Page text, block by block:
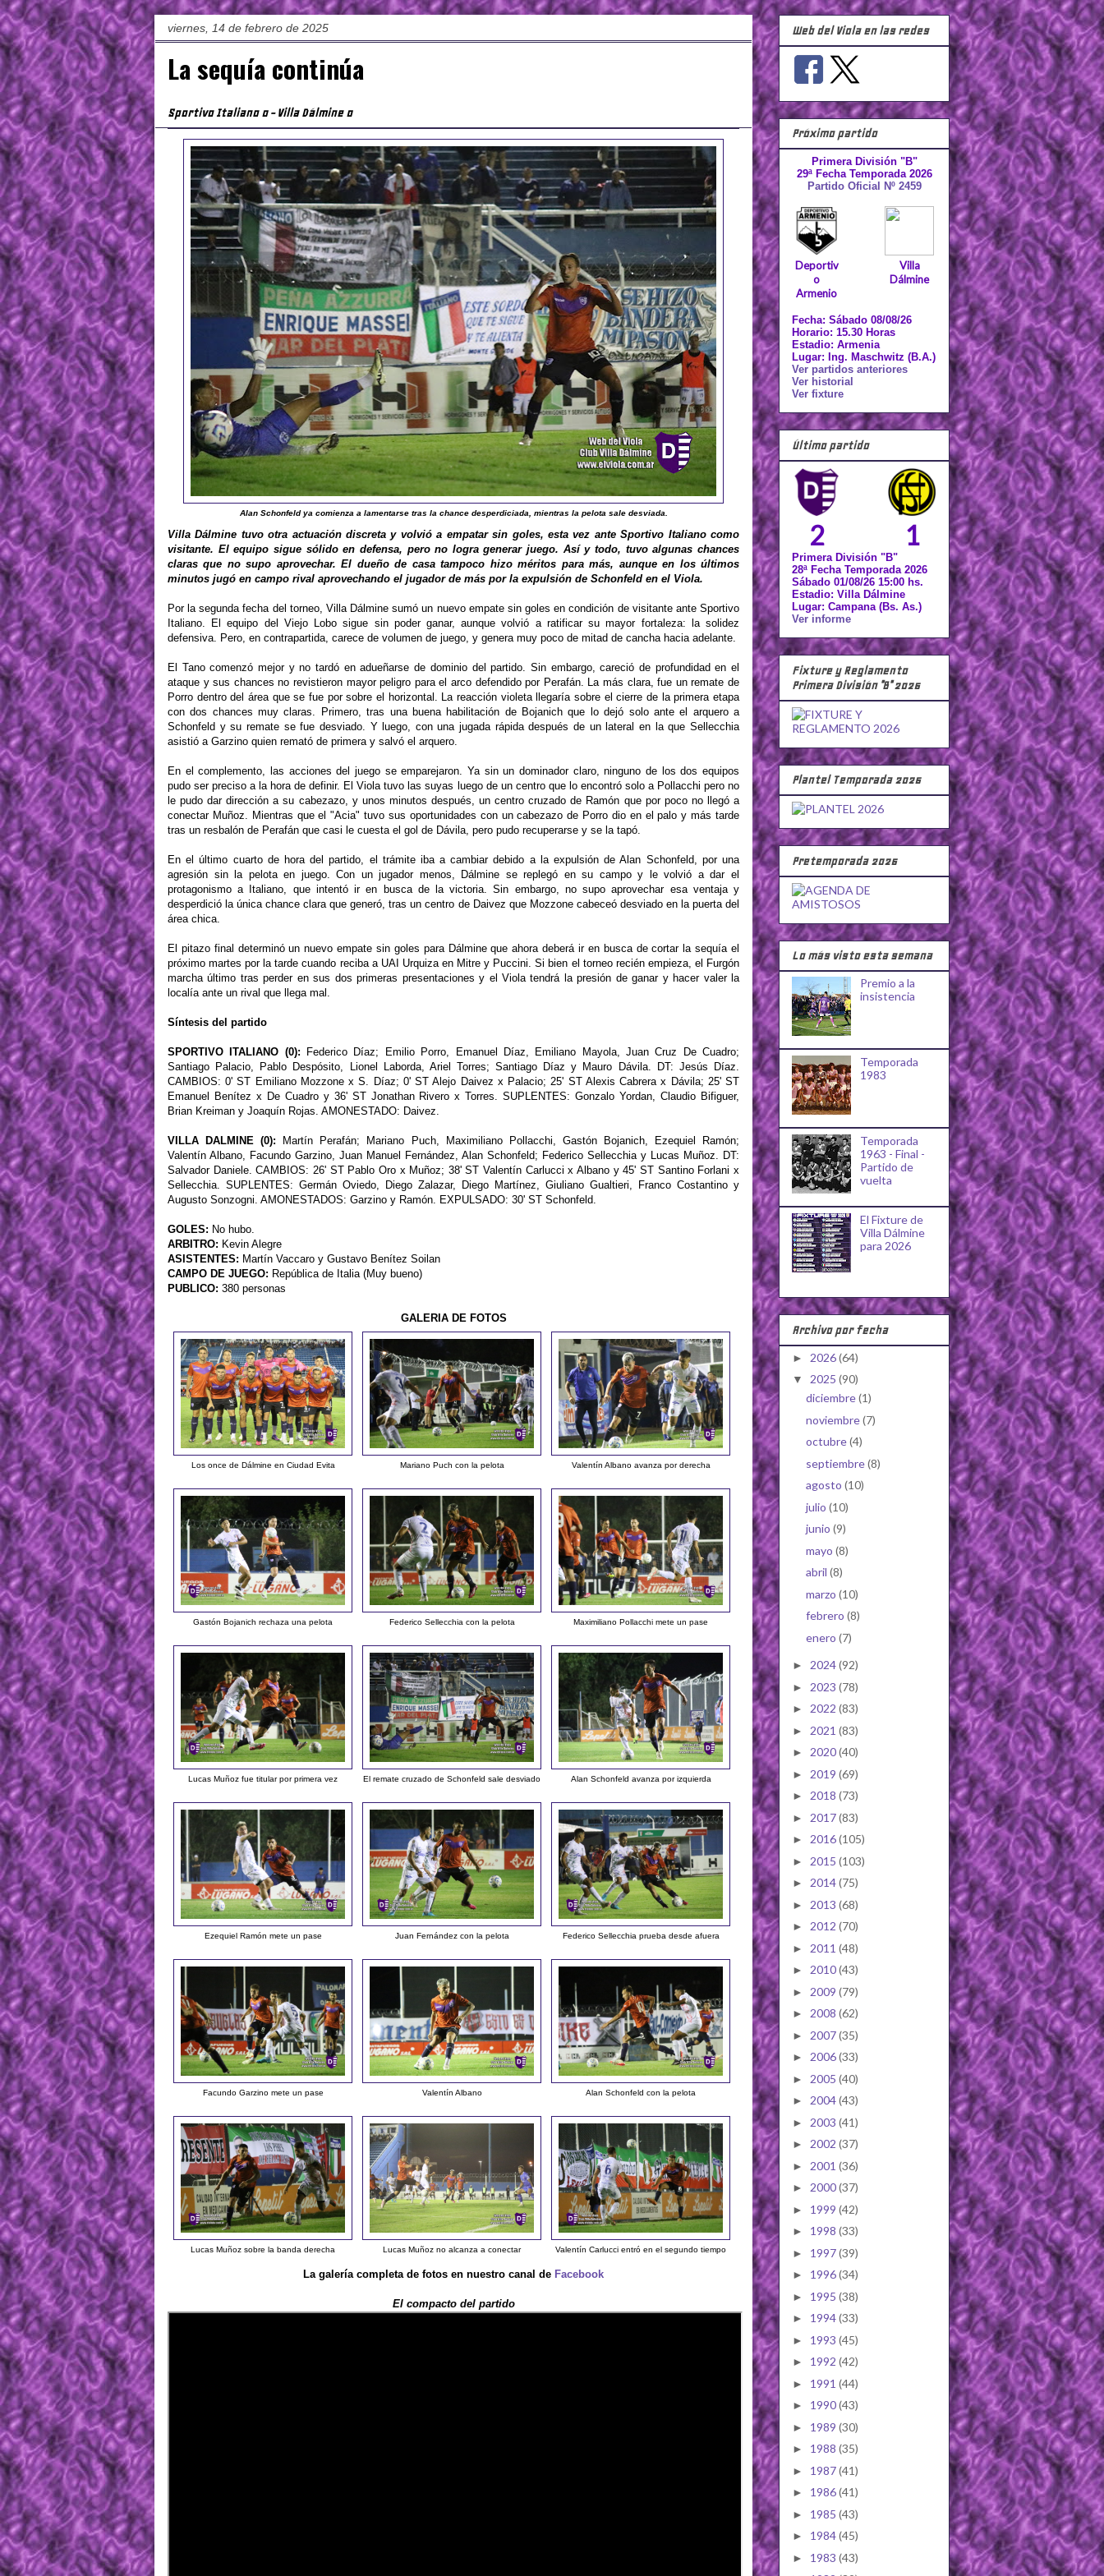
viernes, 14 de febrero de 2025
La sequía continúa
Sportivo Italiano 0 - Villa Dálmine 0
Alan Schonfeld ya comienza a lamentarse tras la chance desperdiciada, mientras la pelota sale desviada.
Villa Dálmine tuvo otra actuación discreta y volvió a empatar sin goles, esta vez ante Sportivo Italiano como
visitante. El equipo sigue sólido en defensa, pero no logra generar juego. Así y todo, tuvo algunas chances
claras que no supo aprovechar. El dueño de casa tampoco hizo méritos para más, aunque en los últimos
minutos jugó en campo rival aprovechando el jugador de más por la expulsión de Schonfeld en el Viola.
Por la segunda fecha del torneo, Villa Dálmine sumó un nuevo empate sin goles en condición de visitante ante Sportivo
Italiano. El equipo del Viejo Lobo sigue sin poder ganar, aunque volvió a ratificar su mayor fortaleza: la solidez
defensiva. Pero, en contrapartida, carece de volumen de juego, y genera muy poco de mitad de cancha hacia adelante.
El Tano comenzó mejor y no tardó en adueñarse de dominio del partido. Sin embargo, careció de profundidad en el
ataque y sus chances no revistieron mayor peligro para el arco defendido por Perafán. La más clara, fue un remate de
Porro dentro del área que se fue por sobre el horizontal. La reacción violeta llegaría sobre el cierre de la primera etapa
con dos chances muy claras. Primero, tras una buena habilitación de Bojanich que lo dejó solo ante el arquero a
Schonfeld y su remate se fue desviado. Y luego, con una jugada rápida después de un lateral en la que Sellecchia
asistió a Garzino quien remató de primera y salvó el arquero.
En el complemento, las acciones del juego se emparejaron. Ya sin un dominador claro, ninguno de los dos equipos
pudo ser preciso a la hora de definir. El Viola tuvo las suyas luego de un centro que lo encontró solo a Pollacchi pero no
le pudo dar dirección a su cabezazo, y unos minutos después, un centro cruzado de Ramón que por poco no llegó a
conectar Muñoz. Mientras que el "Acia" tuvo sus oportunidades con un cabezazo de Porro dio en el palo y más tarde
tras un resbalón de Perafán que casi le cuesta el gol de Dávila, pero pudo recuperarse y se la tapó.
En el último cuarto de hora del partido, el trámite iba a cambiar debido a la expulsión de Alan Schonfeld, por una
agresión sin la pelota en juego. Con un jugador menos, Dálmine se replegó en su campo y le volvió a dar el
protagonismo a Italiano, que intentó ir en busca de la victoria. Sin embargo, no supo aprovechar esa ventaja y
desperdició la única chance clara que generó, tras un centro de Daivez que Mozzone cabeceó desviado en la puerta del
área chica.
El pitazo final determinó un nuevo empate sin goles para Dálmine que ahora deberá ir en busca de cortar la sequía el
próximo martes por la tarde cuando reciba a UAI Urquiza en Mitre y Puccini. Si bien el torneo recién empieza, el Furgón
marcha último tras perder en sus dos primeras presentaciones y el Viola tendrá la presión de ganar y hacer valer la
localía ante un rival que llega mal.
Síntesis del partido
SPORTIVO ITALIANO (0): Federico Díaz; Emilio Porro, Emanuel Díaz, Emiliano Mayola, Juan Cruz De Cuadro;
Santiago Palacio, Pablo Despósito, Lionel Laborda, Ariel Torres; Santiago Díaz y Mauro Dávila. DT: Jesús Díaz.
CAMBIOS: 0' ST Emiliano Mozzone x S. Díaz; 0' ST Alejo Daivez x Palacio; 25' ST Alexis Cabrera x Dávila; 25' ST
Emanuel Benítez x De Cuadro y 36' ST Jonathan Rivero x Torres. SUPLENTES: Gonzalo Yordan, Claudio Bifiguer,
Brian Kreiman y Joaquín Rojas. AMONESTADO: Daivez.
VILLA DALMINE (0): Martín Perafán; Mariano Puch, Maximiliano Pollacchi, Gastón Bojanich, Ezequiel Ramón;
Valentín Albano, Facundo Garzino, Juan Manuel Fernández, Alan Schonfeld; Federico Sellecchia y Lucas Muñoz. DT:
Salvador Daniele. CAMBIOS: 26' ST Pablo Oro x Muñoz; 38' ST Valentín Carlucci x Albano y 45' ST Santino Forlani x
Sellecchia. SUPLENTES: Germán Oviedo, Diego Zalazar, Diego Martínez, Giuliano Gualtieri, Franco Costantino y
Augusto Sonzogni. AMONESTADOS: Garzino y Ramón. EXPULSADO: 30' ST Schonfeld.
GOLES: No hubo.
ARBITRO: Kevin Alegre
ASISTENTES: Martín Vaccaro y Gustavo Benítez Soilan
CAMPO DE JUEGO: República de Italia (Muy bueno)
PUBLICO: 380 personas
GALERIA DE FOTOS
Los once de Dálmine en Ciudad Evita Mariano Puch con la pelota Valentín Albano avanza por derecha
Gastón Bojanich rechaza una pelota Federico Sellecchia con la pelota Maximiliano Pollacchi mete un pase
Lucas Muñoz fue titular por primera vez El remate cruzado de Schonfeld sale desviado Alan Schonfeld avanza por izquierda
Ezequiel Ramón mete un pase Juan Fernández con la pelota Federico Sellecchia prueba desde afuera
Facundo Garzino mete un pase Valentín Albano Alan Schonfeld con la pelota
Lucas Muñoz sobre la banda derecha Lucas Muñoz no alcanza a conectar Valentín Carlucci entró en el segundo tiempo
La galería completa de fotos en nuestro canal de Facebook
El compacto del partido
Web del Viola en las redes
Próximo partido
Primera División "B"
29ª Fecha Temporada 2026
Partido Oficial Nº 2459
Deportiv
o
Armenio
Villa
Dálmine
Fecha: Sábado 08/08/26
Horario: 15.30 Horas
Estadio: Armenia
Lugar: Ing. Maschwitz (B.A.)
Ver partidos anteriores
Ver historial
Ver fixture
Último partido
2 1
Primera División "B"
28ª Fecha Temporada 2026
Sábado 01/08/26 15:00 hs.
Estadio: Villa Dálmine
Lugar: Campana (Bs. As.)
Ver informe
Fixture y Reglamento
Primera División "B" 2026
Plantel Temporada 2026
Pretemporada 2026
Lo más visto esta semana
Premio a la
insistencia
Temporada
1983
Temporada
1963 - Final -
Partido de
vuelta
El Fixture de
Villa Dálmine
para 2026
Archivo por fecha
► 2026(64)
▼ 2025 (90)
diciembre(1)
noviembre(7)
octubre(4)
septiembre(8)
agosto (10)
julio (10)
junio (9)
mayo (8)
abril (8)
marzo (10)
febrero (8)
enero (7)
► 2024(92)
► 2023 (78)
► 2022 (83)
► 2021 (83)
► 2020(40)
► 2019 (69)
► 2018 (73)
► 2017(83)
► 2016(105)
► 2015 (103)
► 2014(75)
► 2013 (68)
► 2012 (70)
► 2011 (48)
► 2010(43)
► 2009 (79)
► 2008 (62)
► 2007(35)
► 2006(33)
► 2005 (40)
► 2004(43)
► 2003 (41)
► 2002 (37)
► 2001 (36)
► 2000(37)
► 1999 (42)
► 1998 (33)
► 1997(39)
► 1996(34)
► 1995 (38)
► 1994(33)
► 1993 (45)
► 1992 (42)
► 1991 (44)
► 1990(43)
► 1989 (30)
► 1988 (35)
► 1987(41)
► 1986(41)
► 1985 (43)
► 1984(45)
► 1983 (43)